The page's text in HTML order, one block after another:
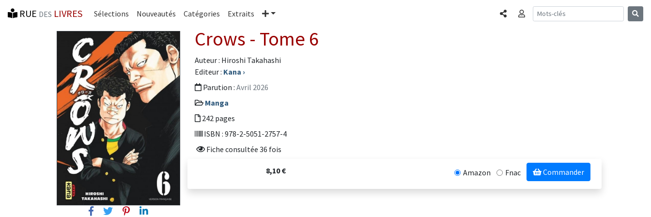
RUE DES LIVRES Sélections Nouveautés Catégories Extraits Plus PartagerConnexion
FacebookTwitterPinterest
Linkedin
Crows - Tome 6
Auteur : Hiroshi Takahashi
Editeur : Kana ›
Parution : Avril 2026
Manga
242 pages
ISBN : 978-2-5051-2757-4
Fiche consultée 36 fois
8,10 € Amazon Fnac Commander